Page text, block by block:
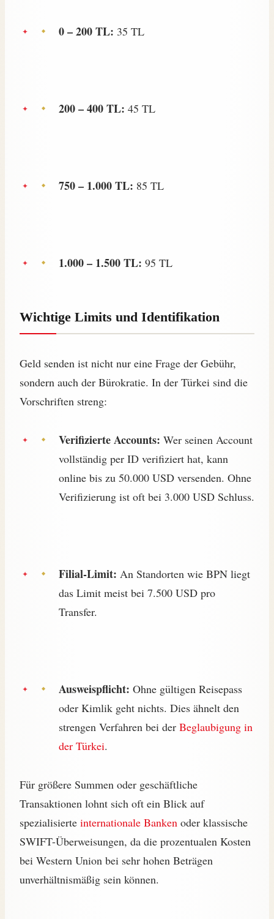
0 – 200 TL: 35 TL
200 – 400 TL: 45 TL
750 – 1.000 TL: 85 TL
1.000 – 1.500 TL: 95 TL
Wichtige Limits und Identifikation
Geld senden ist nicht nur eine Frage der Gebühr,
sondern auch der Bürokratie. In der Türkei sind die
Vorschriften streng:
Verifizierte Accounts: Wer seinen Account
vollständig per ID verifiziert hat, kann
online bis zu 50.000 USD versenden. Ohne
Verifizierung ist oft bei 3.000 USD Schluss.
Filial-Limit: An Standorten wie BPN liegt
das Limit meist bei 7.500 USD pro
Transfer.
Ausweispflicht: Ohne gültigen Reisepass
oder Kimlik geht nichts. Dies ähnelt den
strengen Verfahren bei der Beglaubigung in
der Türkei.
Für größere Summen oder geschäftliche
Transaktionen lohnt sich oft ein Blick auf
spezialisierte internationale Banken oder klassische
SWIFT-Überweisungen, da die prozentualen Kosten
bei Western Union bei sehr hohen Beträgen
unverhältnismäßig sein können.